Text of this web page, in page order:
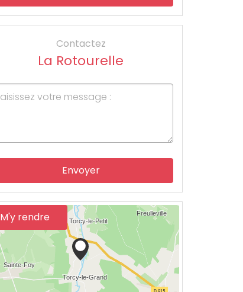
Contactez
La Rotourelle
Envoyer
M'y rendre